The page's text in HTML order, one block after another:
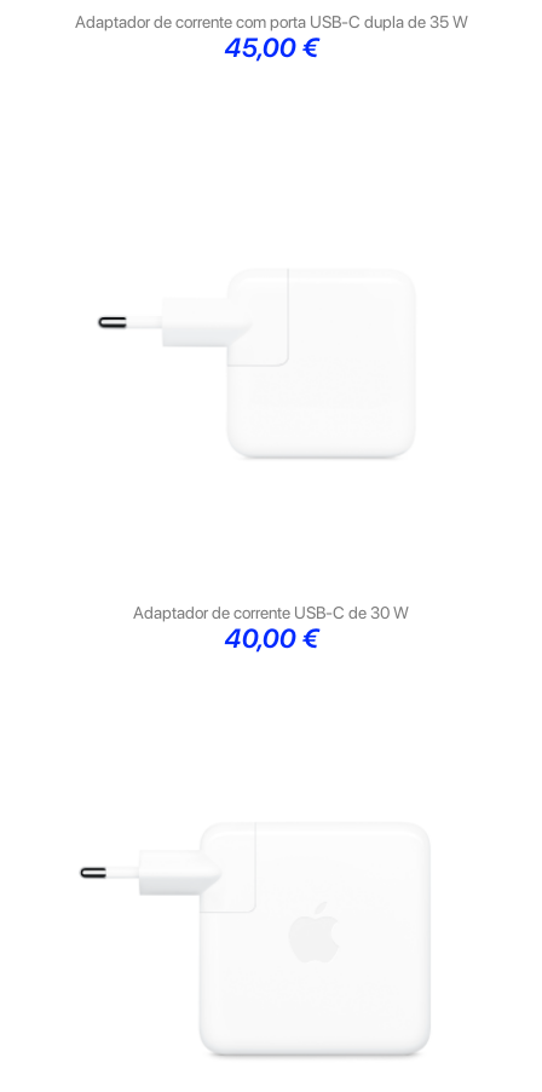
Adaptador de corrente com porta USB‑C dupla de 35 W
Preço
45,00 €
Adaptador de corrente USB-C de 30 W
Preço
40,00 €